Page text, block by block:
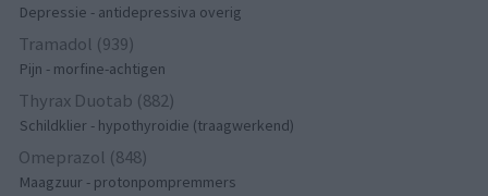
Depressie - antidepressiva overig
Tramadol (939)
Pijn - morfine-achtigen
Thyrax Duotab (882)
Schildklier - hypothyroidie (traagwerkend)
Omeprazol (848)
Maagzuur - protonpompremmers